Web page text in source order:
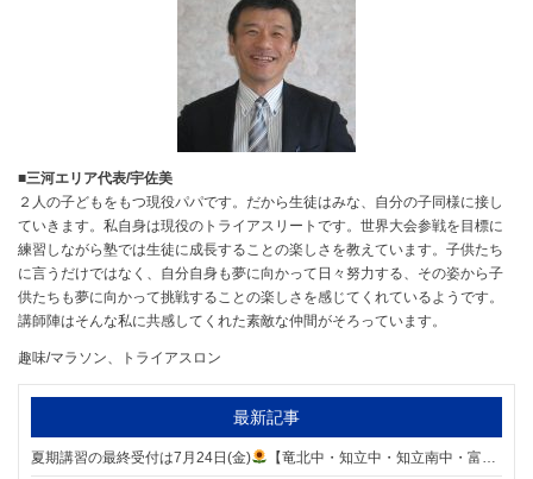
■三河エリア代表/宇佐美
２人の子どもをもつ現役パパです。だから生徒はみな、自分の子同様に接し
ていきます。私自身は現役のトライアスリートです。世界大会参戦を目標に
練習しながら塾では生徒に成長することの楽しさを教えています。子供たち
に言うだけではなく、自分自身も夢に向かって日々努力する、その姿から子
供たちも夢に向かって挑戦することの楽しさを感じてくれているようです。
講師陣はそんな私に共感してくれた素敵な仲間がそろっています。
趣味/マラソン、トライアスロン
最新記事
夏期講習の最終受付は7月24日(金) 【竜北中・知立中・知立南中・富士松中・雁が音中・前林中エリアの個別指導塾 明海学院 知立校】